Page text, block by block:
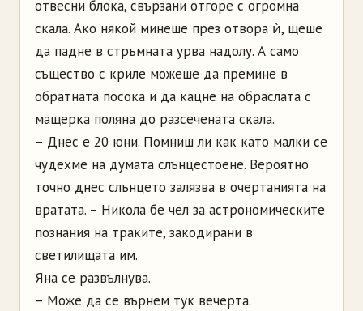
отвесни блока, свързани отгоре с огромна
скала. Ако някой минеше през отвора ѝ, щеше
да падне в стръмната урва надолу. А само
същество с криле можеше да премине в
обратната посока и да кацне на обраслата с
мащерка поляна до разсечената скала.
– Днес е 20 юни. Помниш ли как като малки се
чудехме на думата слънцестоене. Вероятно
точно днес слънцето залязва в очертанията на
вратата. – Никола бе чел за астрономическите
познания на траките, закодирани в
светилищата им.
Яна се развълнува.
– Може да се върнем тук вечерта.